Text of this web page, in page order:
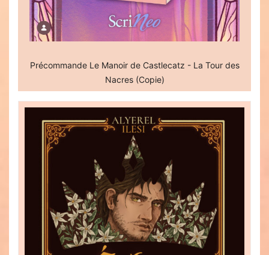
Précommande Le Manoir de Castlecatz - La Tour des
Nacres (Copie)